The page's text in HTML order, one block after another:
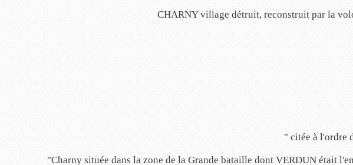
CHARNY village détruit, reconstruit par la
" citée à l'ordre
"Charny située dans la zone de la Grande bataille dont VERDUN était